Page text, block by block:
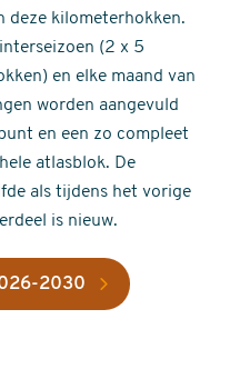
kilometerhokken.
(2 x 5
en elke maand van
worden aangevuld
en een zo compleet
atlasblok. De
als tijdens het vorige
is nieuw.
2030